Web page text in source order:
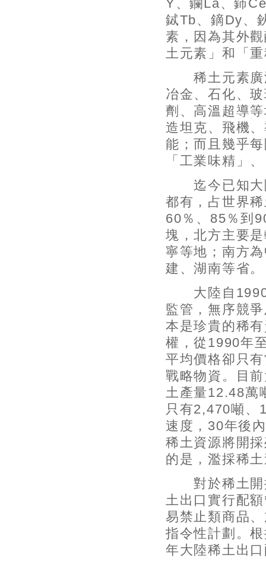
Y、鑭La、鈰
鋱Tb、鏑Dy、
素，因為其外
土元素」和「
稀土元素廣
冶金、石化、
劑、高溫超導
造坦克、飛機
能；而且幾乎
「工業味精」
迄今已知大
都有，占世界
60％、85％到
塊，北方主要
寧等地；南方
建、湖南等省。
大陸自1990
監管，無序競
本是珍貴的稀
權，從1990年
平均價格卻只
戰略物資。目
土產量12.48萬
只有2,470噸、
速度，30年後
稀土資源將開
的是，濫採稀
對於稀土開
土出口實行配
易禁止類商品
指令性計劃。
年大陸稀土出